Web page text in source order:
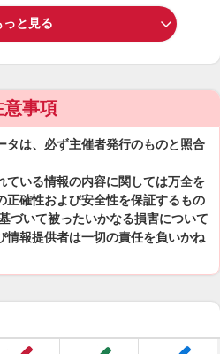
っと見る
意事項
タは、必ず主催者発行のものと照合
ている情報の内容に関しては万全を
正確性および安全性を保証するもの
づいて被ったいかなる損害について
情報提供者は一切の責任を負いかね